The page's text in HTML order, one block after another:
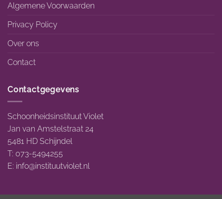
Algemene Voorwaarden
Privacy Policy
Over ons
Contact
Contactgegevens
Schoonheidsinstituut Violet
Jan van Amstelstraat 24
5481 HD Schijndel
T: 073-5494255
E: info@instituutviolet.nl